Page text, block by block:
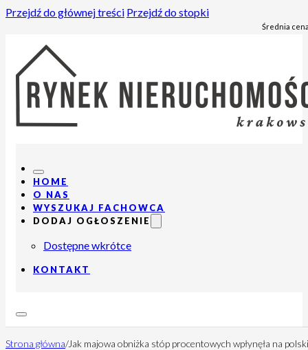
Przejdź do głównej treści Przejdź do stopki
Średnia
HOME
O NAS
WYSZUKAJ FACHOWCA
DODAJ OGŁOSZENIE
Dostępne wkrótce
KONTAKT
Strona główna/Jak majowa obniżka stóp procentowych wpłynęła na